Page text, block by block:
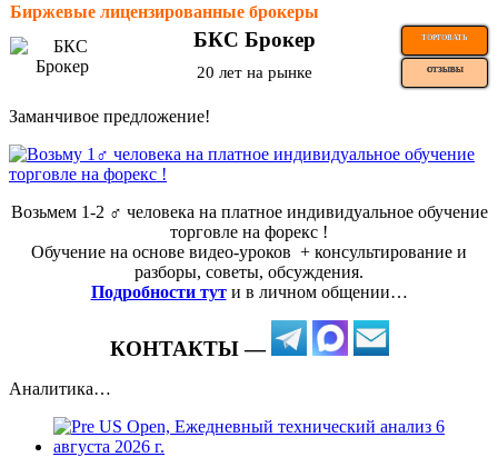
Биржевые лицензированные брокеры
БКС Брокер ТОРГОВАТЬ
20 лет на рынке ОТЗЫВЫ
Заманчивое предложение!
Возьмем 1-2 ‍♂️ человека на платное индивидуальное обучение
торговле на форекс !
Обучение на основе видео-уроков ️ + консультирование и
разборы, советы, обсуждения.
Подробности тут и в личном общении…
КОНТАКТЫ —
Аналитика…